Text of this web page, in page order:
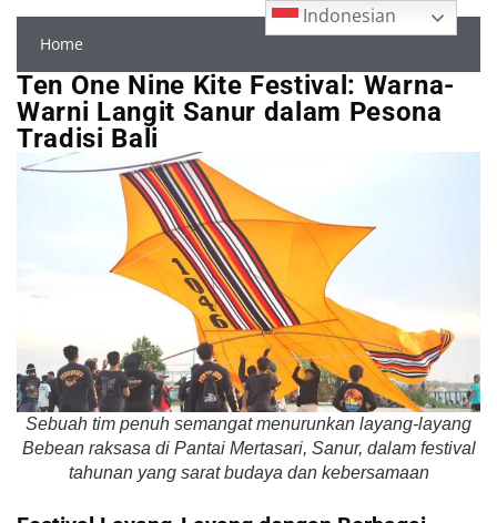
Home
Ten One Nine Kite Festival: Warna-
Warni Langit Sanur dalam Pesona
Tradisi Bali
Sebuah tim penuh semangat menurunkan layang-layang
Bebean raksasa di Pantai Mertasari, Sanur, dalam festival
tahunan yang sarat budaya dan kebersamaan
Indonesian